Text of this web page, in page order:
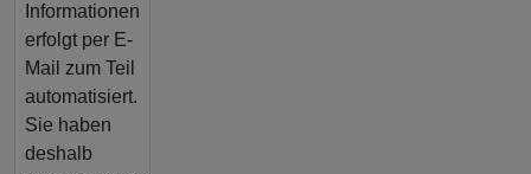
Informationen
erfolgt per E-
Mail zum Teil
automatisiert.
Sie haben
deshalb